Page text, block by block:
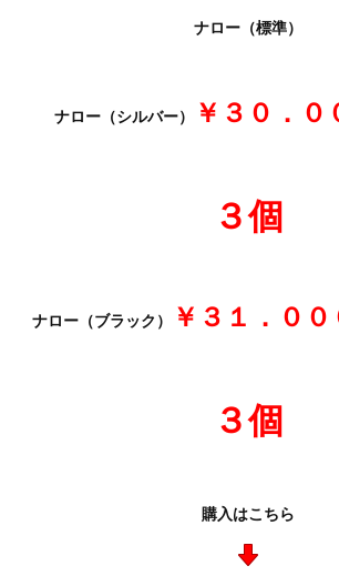
ナロー（標準）
ナロー（シルバー） ￥３０．０
３個
ナロー（ブラック） ￥３１．００
３個
購入はこちら